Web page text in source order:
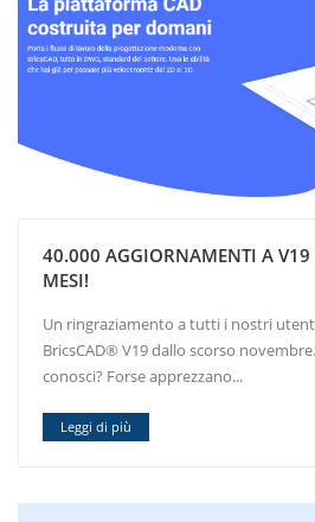
40.000 AGGIORNAMENTI A V19
MESI!
Un ringraziamento a tutti i nostri
BricsCAD® V19 dallo scorso
conosci? Forse apprezzano...
Leggi di più